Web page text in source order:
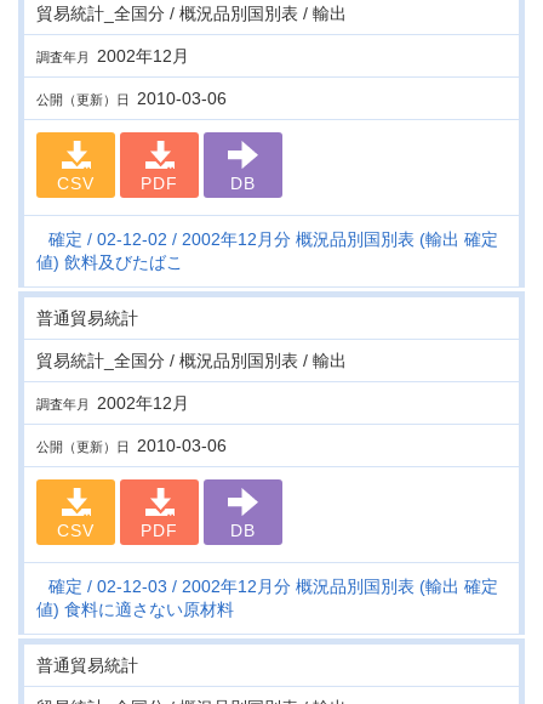
貿易統計_全国分 / 概況品別国別表 / 輸出
調査年月 2002年12月
公開（更新）日 2010-03-06
CSV PDF DB
確定 02-12-02
2002年12月分 概況品別国別表 (輸出 確定
値) 飲料及びたばこ
普通貿易統計
貿易統計_全国分 / 概況品別国別表 / 輸出
調査年月 2002年12月
公開（更新）日 2010-03-06
CSV PDF DB
確定 02-12-03
2002年12月分 概況品別国別表 (輸出 確定
値) 食料に適さない原材料
普通貿易統計